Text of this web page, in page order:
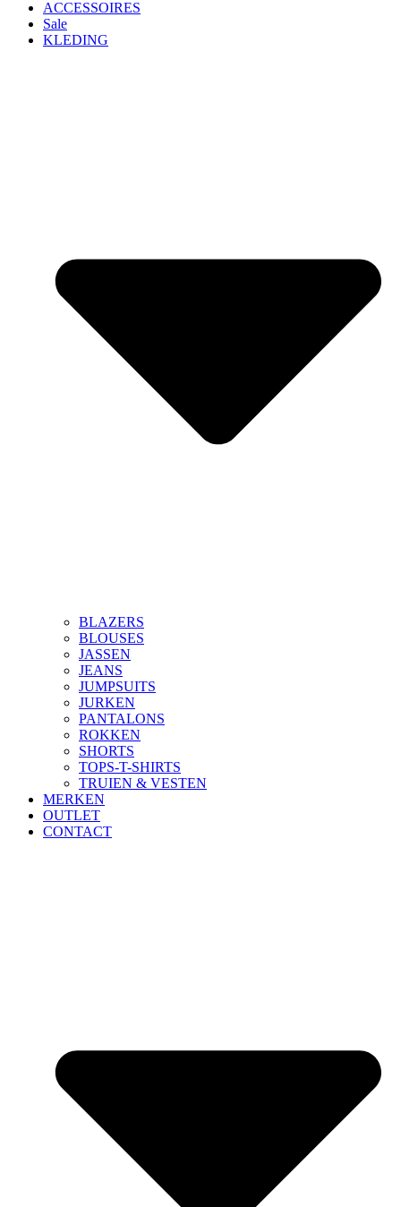
ACCESSOIRES
Sale
KLEDING
BLAZERS
BLOUSES
JASSEN
JEANS
JUMPSUITS
JURKEN
PANTALONS
ROKKEN
SHORTS
TOPS-T-SHIRTS
TRUIEN & VESTEN
MERKEN
OUTLET
CONTACT